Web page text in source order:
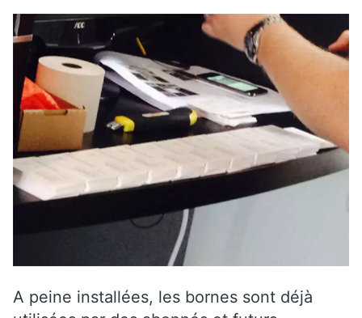
A peine installées, les bornes sont déjà